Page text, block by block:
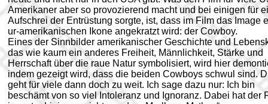
Amerikaner aber so provozierend macht und bei einigen für
Aufschrei der Entrüstung sorgte, ist, dass im Film das Image
ur-amerikanischen Ikone angekratzt wird: der Cowboy.
Eines der Sinnbilder amerikanischer Geschichte und
das wie kaum ein anderes Freiheit, Männlichkeit, Stärke und
Herrschaft über die raue Natur symbolisiert, wird hier
indem gezeigt wird, dass die beiden Cowboys schwul sind.
geht für viele dann doch zu weit. Ich sage dazu nur: Ich bin
beschämt von so viel Intoleranz und Ignoranz. Dabei hat der